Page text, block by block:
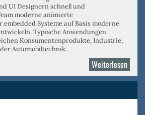
UI Designern schnell und
moderne animierte
Systeme auf Basis moderne
Typische Anwendungen
Konsumentenprodukte, Industrie,
Automobiltechnik.
Weiterlesen
Crank